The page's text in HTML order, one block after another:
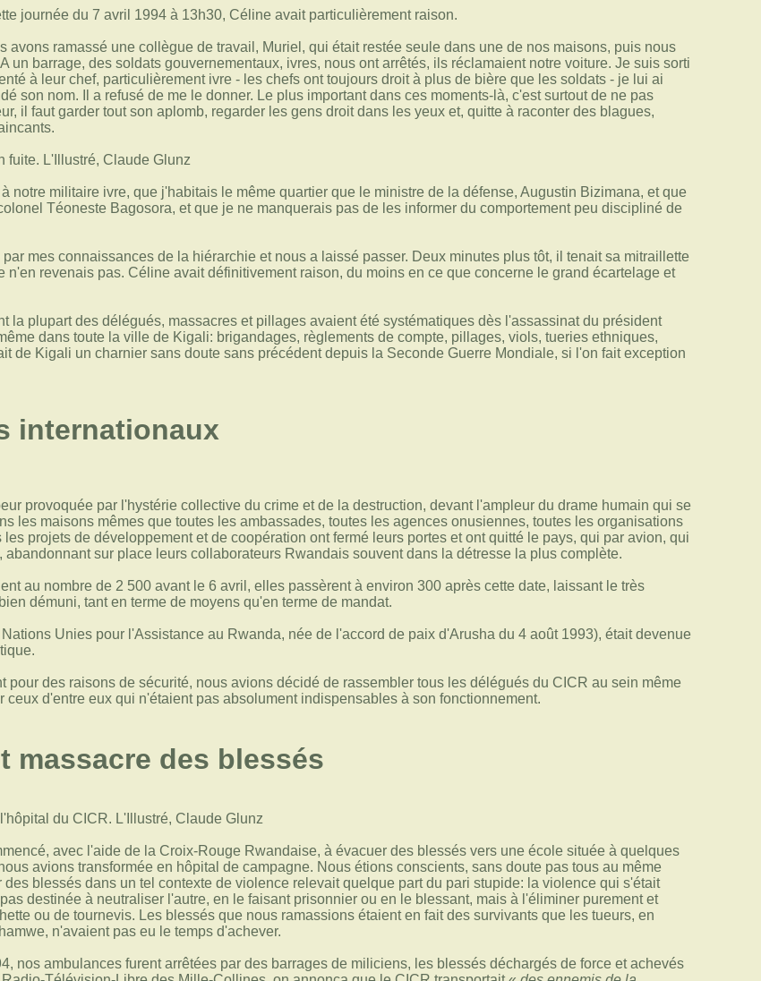
journée du 7 avril 1994 à 13h30, Céline avait particulièrement raison.
avons ramassé une collègue de travail, Muriel, qui était restée seule dans une de nos maisons, puis nous
un barrage, des soldats gouvernementaux, ivres, nous ont arrêtés, ils réclamaient notre voiture. Je suis sorti
à leur chef, particulièrement ivre - les chefs ont toujours droit à plus de bière que les soldats - je lui ai
son nom. Il a refusé de me le donner. Le plus important dans ces moments-là, c'est surtout de ne pas
il faut garder tout son aplomb, regarder les gens droit dans les yeux et, quitte à raconter des blagues,
notre militaire ivre, que j'habitais le même quartier que le ministre de la défense, Augustin Bizimana, et que
Téoneste Bagosora, et que je ne manquerais pas de les informer du comportement peu discipliné de
mes connaissances de la hiérarchie et nous a laissé passer. Deux minutes plus tôt, il tenait sa mitraillette
n'en revenais pas. Céline avait définitivement raison, du moins en ce que concerne le grand écartelage et
la plupart des délégués, massacres et pillages avaient été systématiques dès l'assassinat du président
dans toute la ville de Kigali: brigandages, règlements de compte, pillages, viols, tueries ethniques,
de Kigali un charnier sans doute sans précédent depuis la Seconde Guerre Mondiale, si l'on fait exception
internationaux
provoquée par l'hystérie collective du crime et de la destruction, devant l'ampleur du drame humain qui se
les maisons mêmes que toutes les ambassades, toutes les agences onusiennes, toutes les organisations
projets de développement et de coopération ont fermé leurs portes et ont quitté le pays, qui par avion, qui
abandonnant sur place leurs collaborateurs Rwandais souvent dans la détresse la plus complète.
au nombre de 2 500 avant le 6 avril, elles passèrent à environ 300 après cette date, laissant le très
démuni, tant en terme de moyens qu'en terme de mandat.
Unies pour l'Assistance au Rwanda, née de l'accord de paix d'Arusha du 4 août 1993), était devenue
pour des raisons de sécurité, nous avions décidé de rassembler tous les délégués du CICR au sein même
ceux d'entre eux qui n'étaient pas absolument indispensables à son fonctionnement.
massacre des blessés
avec l'aide de la Croix-Rouge Rwandaise, à évacuer des blessés vers une école située à quelques
avions transformée en hôpital de campagne. Nous étions conscients, sans doute pas tous au même
blessés dans un tel contexte de violence relevait quelque part du pari stupide: la violence qui s'était
destinée à neutraliser l'autre, en le faisant prisonnier ou en le blessant, mais à l'éliminer purement et
ou de tournevis. Les blessés que nous ramassions étaient en fait des survivants que les tueurs, en
n'avaient pas eu le temps d'achever.
nos ambulances furent arrêtées par des barrages de miliciens, les blessés déchargés de force et achevés